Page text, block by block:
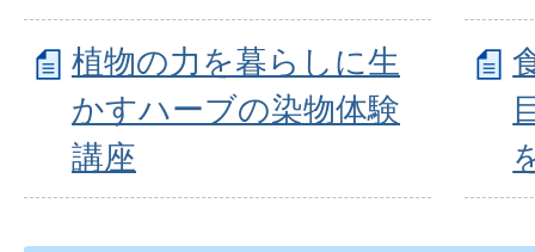
植物の力を暮らしに生
かすハーブの染物体験
講座